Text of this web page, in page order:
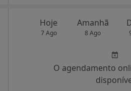
Hoje
7 Ago
Amanhã
8 Ago
O agendamento